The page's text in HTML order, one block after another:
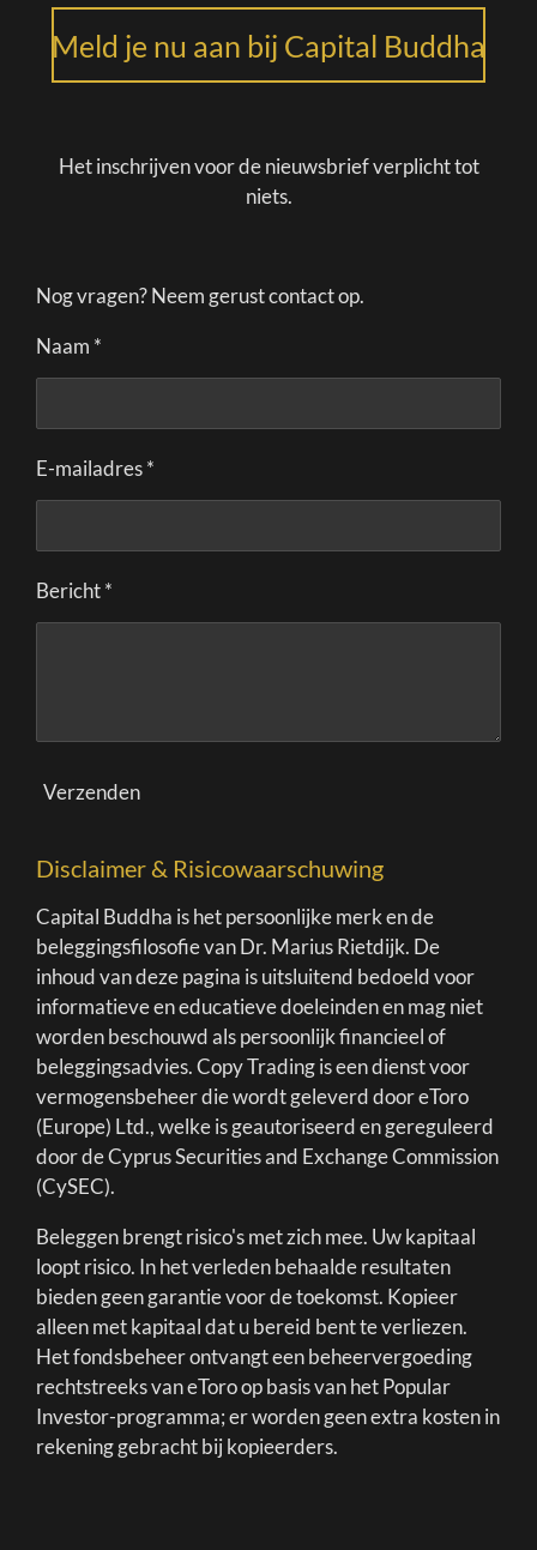
Meld je nu aan bij Capital Buddha
Het inschrijven voor de nieuwsbrief verplicht tot
niets.
Nog vragen? Neem gerust contact op.
Naam *
E-mailadres *
Bericht *
Verzenden
Disclaimer & Risicowaarschuwing
Capital Buddha is het persoonlijke merk en de
beleggingsfilosofie van Dr. Marius Rietdijk. De
inhoud van deze pagina is uitsluitend bedoeld voor
informatieve en educatieve doeleinden en mag niet
worden beschouwd als persoonlijk financieel of
beleggingsadvies. Copy Trading is een dienst voor
vermogensbeheer die wordt geleverd door eToro
(Europe) Ltd., welke is geautoriseerd en gereguleerd
door de Cyprus Securities and Exchange Commission
(CySEC).
Beleggen brengt risico's met zich mee. Uw kapitaal
loopt risico. In het verleden behaalde resultaten
bieden geen garantie voor de toekomst. Kopieer
alleen met kapitaal dat u bereid bent te verliezen.
Het fondsbeheer ontvangt een beheervergoeding
rechtstreeks van eToro op basis van het Popular
Investor-programma; er worden geen extra kosten in
rekening gebracht bij kopieerders.